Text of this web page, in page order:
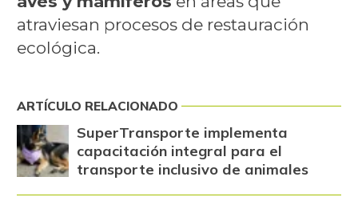
atraviesan procesos de restauración
ecológica.
ARTÍCULO RELACIONADO
SuperTransporte implementa
capacitación integral para el
transporte inclusivo de animales